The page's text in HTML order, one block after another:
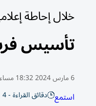
خلال إحاطة
تأسيس
6 مارس 2024 18:32 مساء
استمع دقائق القراءة - 4